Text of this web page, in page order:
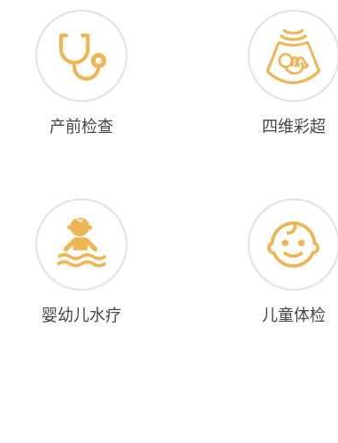
产前检查 四维彩超
婴幼儿水疗 儿童体检